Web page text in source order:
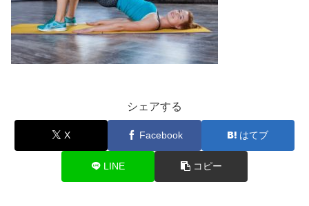
シェアする
X Facebook はてブ
LINE コピー